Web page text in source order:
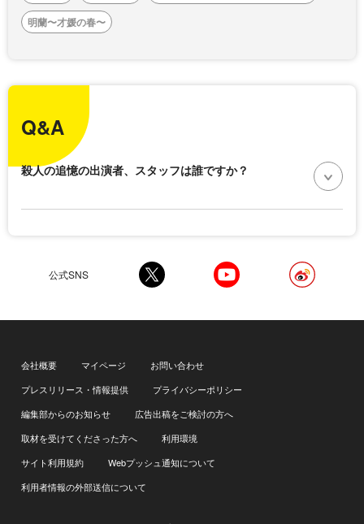
明蘭〜才媛の春〜
Q&A
殺人の追憶の出演者、スタッフは誰ですか？
公式SNS
会社概要 マイページ
お問い合わせ
プレスリリース・情報提供
プライバシーポリシー
編集部からのお知らせ
広告出稿をご検討の方へ
取材を受けてくださった方へ
利用環境
サイト利用規約
Webプッシュ通知について
利用者情報の外部送信について